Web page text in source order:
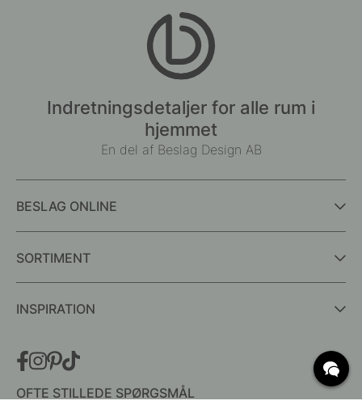
Indretningsdetaljer for alle rum i
hjemmet
En del af Beslag Design AB
BESLAG ONLINE
SORTIMENT
INSPIRATION
OFTE STILLEDE SPØRGSMÅL